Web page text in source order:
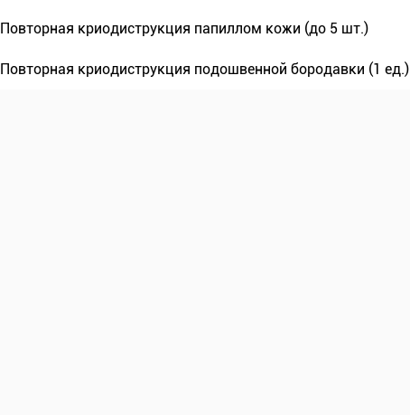
Повторная криодиструкция папиллом кожи (до 5 шт.)
Повторная криодиструкция подошвенной бородавки (1 ед.)